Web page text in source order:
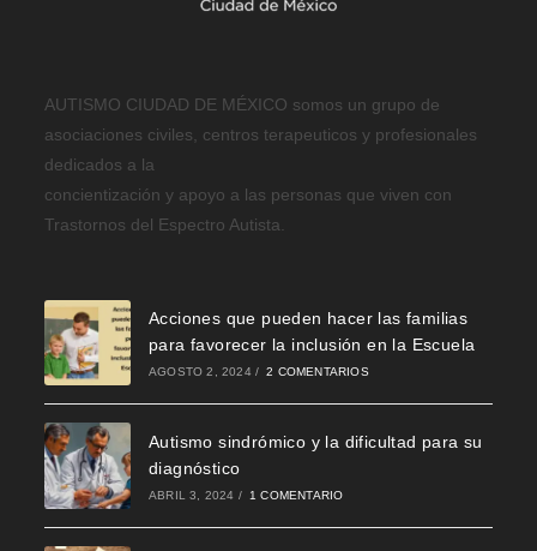
AUTISMO CIUDAD DE MÉXICO somos un grupo de
asociaciones civiles, centros terapeuticos y profesionales
dedicados a la
concientización y apoyo a las personas que viven con
Trastornos del Espectro Autista.
Acciones que pueden hacer las familias
para favorecer la inclusión en la Escuela
AGOSTO 2, 2024 / 2 COMENTARIOS
Autismo sindrómico y la dificultad para su
diagnóstico
ABRIL 3, 2024 / 1 COMENTARIO